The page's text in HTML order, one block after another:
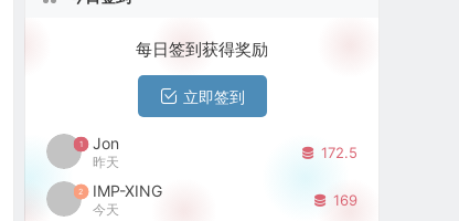
每日签到获得奖励
立即签到
1 Jon
昨天
172.5
2 IMP-XING
今天
169